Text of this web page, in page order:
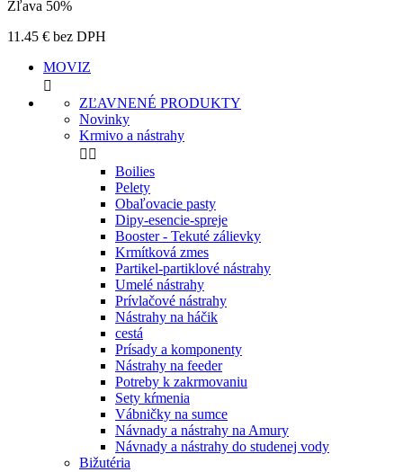
Zľava 50%
11.45 € bez DPH
MOVIZ

ZĽAVNENÉ PRODUKTY
Novinky
Krmivo a nástrahy
 
Boilies
Pelety
Obaľovacie pasty
Dipy-esencie-spreje
Booster - Tekuté zálievky
Krmítková zmes
Partikel-partiklové nástrahy
Umelé nástrahy
Prívlačové nástrahy
Nástrahy na háčik
cestá
Prísady a komponenty
Nástrahy na feeder
Potreby k zakrmovaniu
Sety kŕmenia
Vábničky na sumce
Návnady a nástrahy na Amury
Návnady a nástrahy do studenej vody
Bižutéria